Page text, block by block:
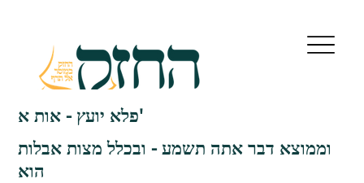
פלא יועץ - אות א'
וממוצא דבר אתה תשמע - ובכלל מצות אבלות
הוא